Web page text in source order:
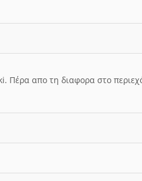
απο τη διαφορα στο